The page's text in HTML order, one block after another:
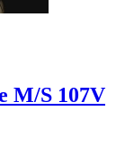
M/S 107V